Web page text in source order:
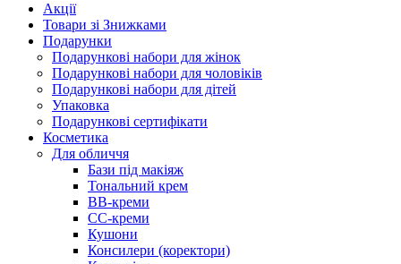
Акції
Товари зі Знижками
Подарунки
Подарункові набори для жінок
Подарункові набори для чоловіків
Подарункові набори для дітей
Упаковка
Подарункові сертифікати
Косметика
Для обличчя
Бази під макіяж
Тональний крем
BB-креми
CC-креми
Кушони
Консилери (коректори)